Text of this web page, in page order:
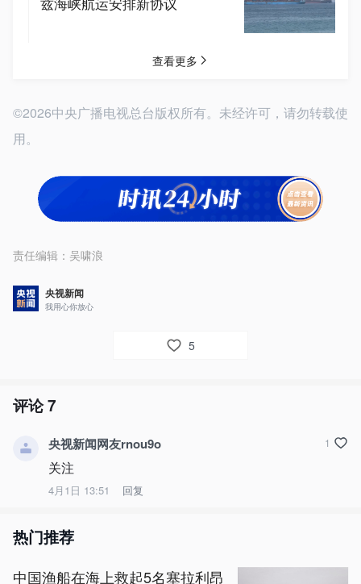
©2026中央广播电视总台版权所有。未经许可，请勿转载使
用。
责任编辑： 吴啸浪
央视新闻
我用心你放心
5
评论7
央视新闻网友rnou9o
关注
4月1日 13:51 回复
1
热门推荐
中国渔船在海上救起5名塞拉利昂